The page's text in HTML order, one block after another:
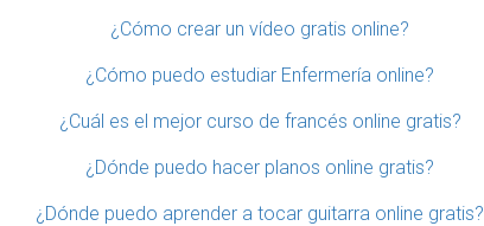
¿Cómo crear un vídeo gratis online?
¿Cómo puedo estudiar Enfermería online?
¿Cuál es el mejor curso de francés online gratis?
¿Dónde puedo hacer planos online gratis?
¿Dónde puedo aprender a tocar guitarra online gratis?